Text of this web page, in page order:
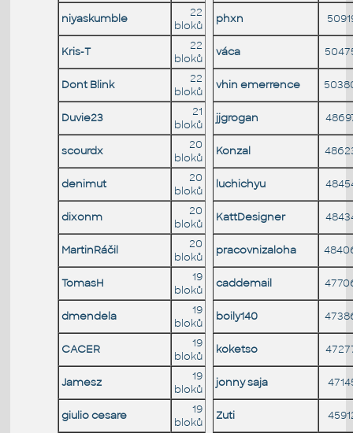
niyaskumble
22
bloků
phxn
Kris-T
22
bloků
váca
Dont Blink
22
bloků
vhin emerrence
Duvie23
21
bloků
jjgrogan
scourdx
20
bloků
Konzal
denimut
20
bloků
luchichyu
dixonm
20
bloků
KattDesigner
MartinRáčil
20
bloků
pracovnizaloha
TomasH
19
bloků
caddemail
dmendela
19
bloků
boily140
CACER
19
bloků
koketso
Jamesz
19
bloků
jonny saja
giulio cesare
19
bloků
Zuti